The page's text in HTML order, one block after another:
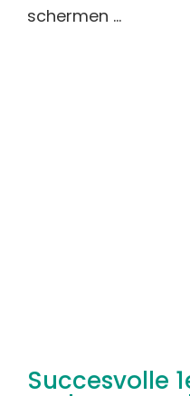
schermen ...
Succesvolle